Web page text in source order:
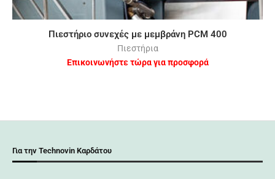
Πιεστήριο συνεχές με μεμβράνη PCM 400
Πιεστήρια
Επικοινωνήστε τώρα για προσφορά
Για την Technovin Καρδάτου